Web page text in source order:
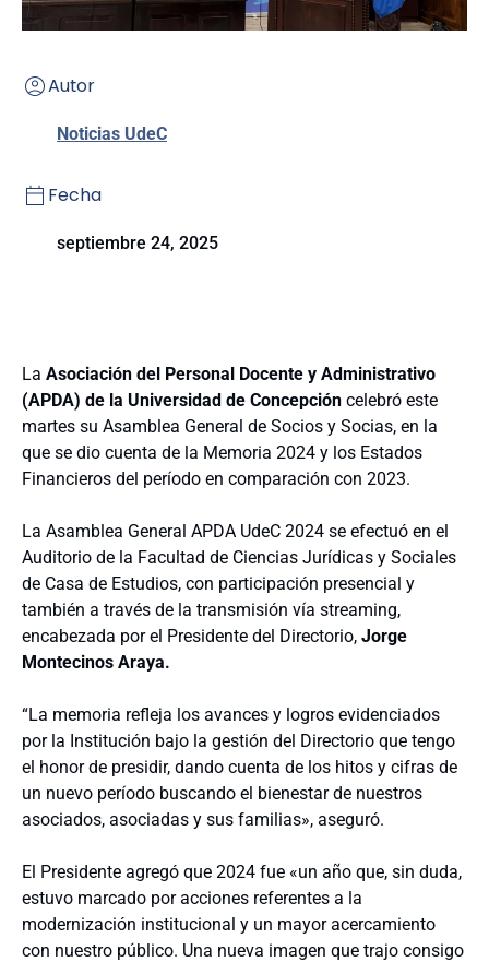
Autor
Noticias UdeC
Fecha
septiembre 24, 2025
La Asociación del Personal Docente y Administrativo
(APDA) de la Universidad de Concepción celebró este
martes su Asamblea General de Socios y Socias, en la
que se dio cuenta de la Memoria 2024 y los Estados
Financieros del período en comparación con 2023.
La Asamblea General APDA UdeC 2024 se efectuó en el
Auditorio de la Facultad de Ciencias Jurídicas y Sociales
de Casa de Estudios, con participación presencial y
también a través de la transmisión vía streaming,
encabezada por el Presidente del Directorio, Jorge
Montecinos Araya.
“La memoria refleja los avances y logros evidenciados
por la Institución bajo la gestión del Directorio que tengo
el honor de presidir, dando cuenta de los hitos y cifras de
un nuevo período buscando el bienestar de nuestros
asociados, asociadas y sus familias», aseguró.
El Presidente agregó que 2024 fue «un año que, sin duda,
estuvo marcado por acciones referentes a la
modernización institucional y un mayor acercamiento
con nuestro público. Una nueva imagen que trajo consigo